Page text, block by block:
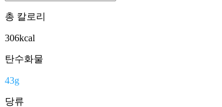
총 칼로리
306kcal
탄수화물
43g
당류